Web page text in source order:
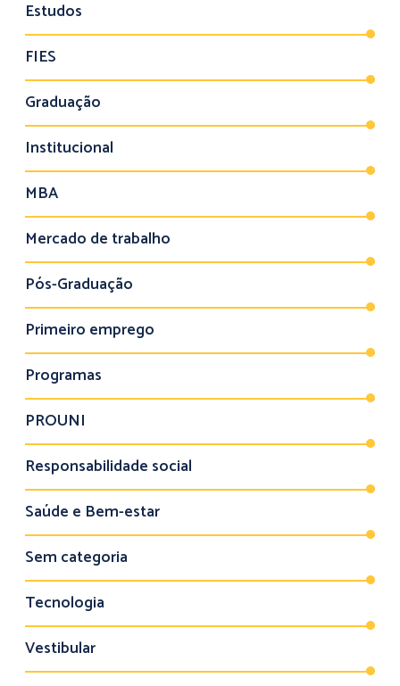
Estudos
FIES
Graduação
Institucional
MBA
Mercado de trabalho
Pós-Graduação
Primeiro emprego
Programas
PROUNI
Responsabilidade social
Saúde e Bem-estar
Sem categoria
Tecnologia
Vestibular